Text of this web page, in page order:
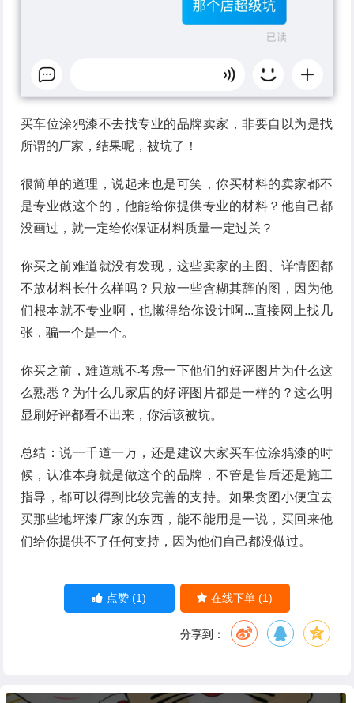
买车位涂鸦漆不去找专业的品牌卖家，非要自以为是找
所谓的厂家，结果呢，被坑了！
很简单的道理，说起来也是可笑，你买材料的卖家都不
是专业做这个的，他能给你提供专业的材料？他自己都
没画过，就一定给你保证材料质量一定过关？
你买之前难道就没有发现，这些卖家的主图、详情图都
不放材料长什么样吗？只放一些含糊其辞的图，因为他
们根本就不专业啊，也懒得给你设计啊...直接网上找几
张，骗一个是一个。
你买之前，难道就不考虑一下他们的好评图片为什么这
么熟悉？为什么几家店的好评图片都是一样的？这么明
显刷好评都看不出来，你活该被坑。
总结：说一千道一万，还是建议大家买车位涂鸦漆的时
候，认准本身就是做这个的品牌，不管是售后还是施工
指导，都可以得到比较完善的支持。如果贪图小便宜去
买那些地坪漆厂家的东西，能不能用是一说，买回来他
们给你提供不了任何支持，因为他们自己都没做过。
点赞(1) 在线下单 (1)
分享到：